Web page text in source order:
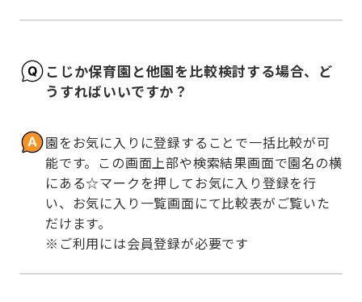
こじか保育園と他園を比較検討する場合、ど
うすればいいですか？
園をお気に入りに登録することで一括比較が可
能です。この画面上部や検索結果画面で園名の横
にある☆マークを押してお気に入り登録を行
い、お気に入り一覧画面にて比較表がご覧いた
だけます。
※ご利用には会員登録が必要です